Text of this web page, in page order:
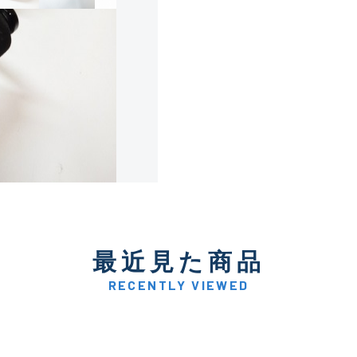
D
著しく状態が悪いが使用は
品も含む
最近見た商品
RECENTLY VIEWED